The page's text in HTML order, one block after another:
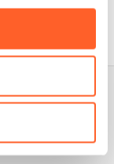
GmbH,